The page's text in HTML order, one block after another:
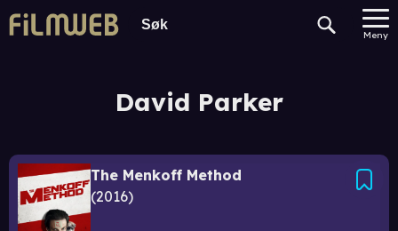
Meny
David Parker
The Menkoff Method
2016